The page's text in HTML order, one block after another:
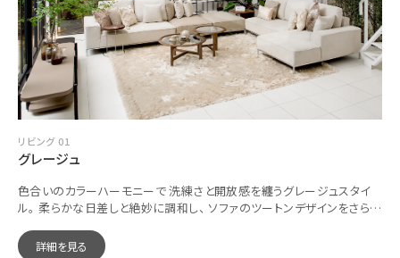
リビング 01
グレージュ
色合いのカラーハーモニーで 洗練さと開放感を纏うグレージュスタイ
ル。 柔らかな日差しと絶妙に調和し、 ソファのツートンデザインをさらに
詳細を見る